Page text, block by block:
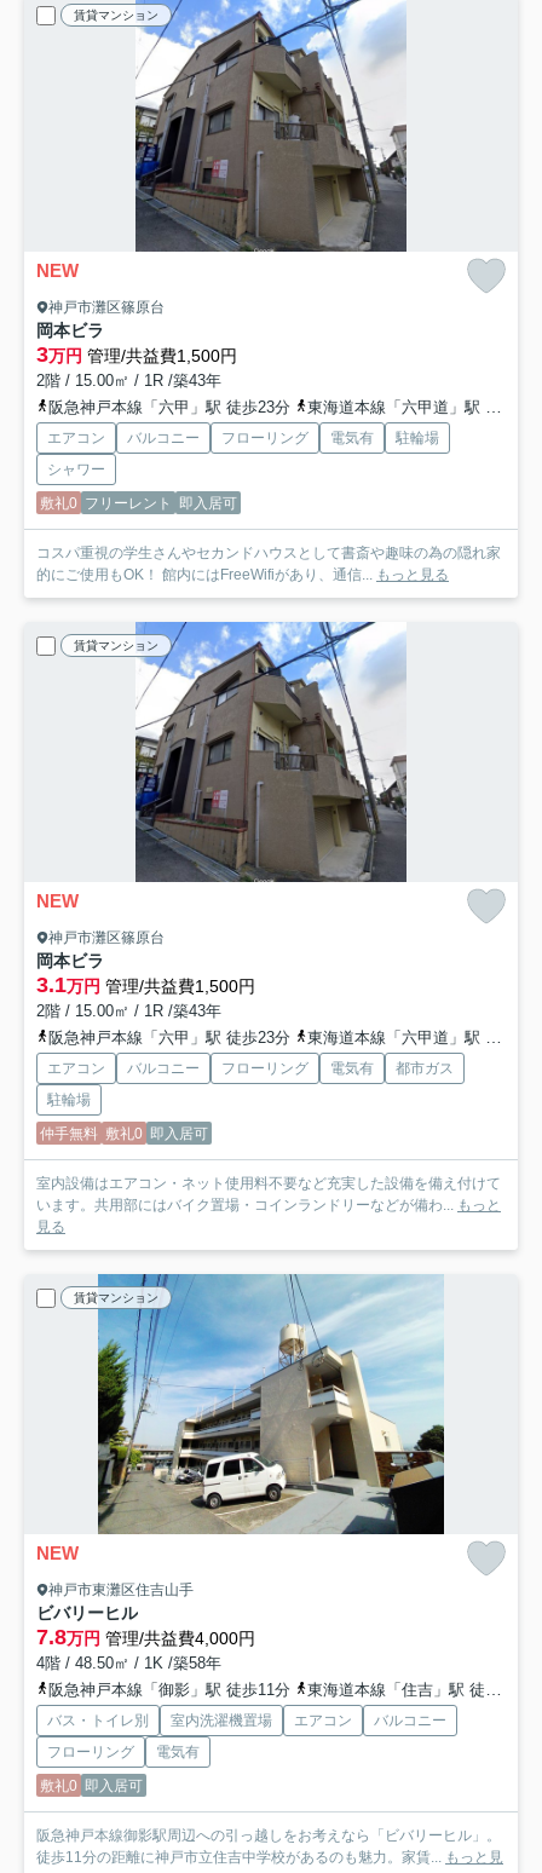
賃貸マンション
NEW
神戸市灘区篠原台
岡本ビラ
3万円 管理/共益費1,500円
2階 / 15.00㎡ / 1R /築43年
阪急神戸本線「六甲」駅 徒歩23分
東海道本線「六甲道」駅 徒歩33分
エアコン バルコニー フローリング 電気有
駐輪場
シャワー
敷礼0 フリーレント 即入居可
コスパ重視の学生さんやセカンドハウスとして書斎や趣味の為の隠れ家
的にご使用もOK！ 館内にはFreeWifiがあり、通信... もっと見る
賃貸マンション
NEW
神戸市灘区篠原台
岡本ビラ
3.1万円 管理/共益費1,500円
2階 / 15.00㎡ / 1R /築43年
阪急神戸本線「六甲」駅 徒歩23分
東海道本線「六甲道」駅 徒歩33分
エアコン バルコニー フローリング 電気有
都市ガス
駐輪場
仲手無料 敷礼0 即入居可
室内設備はエアコン・ネット使用料不要など充実した設備を備え付けて
います。共用部にはバイク置場・コインランドリーなどが備わ... もっと
見る
賃貸マンション
NEW
神戸市東灘区住吉山手
ビバリーヒル
7.8万円 管理/共益費4,000円
4階 / 48.50㎡ / 1K /築58年
阪急神戸本線「御影」駅 徒歩11分
東海道本線「住吉」駅 徒歩23分
バス・トイレ別 室内洗濯機置場 エアコン
バルコニー
フローリング
電気有
敷礼0 即入居可
阪急神戸本線御影駅周辺への引っ越しをお考えなら「ビバリーヒル」。
徒歩11分の距離に神戸市立住吉中学校があるのも魅力。家賃... もっと見